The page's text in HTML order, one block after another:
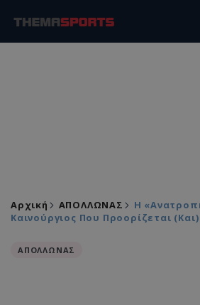
Αρχική ΑΠΟΛΛΩΝΑΣ
Η
Καινούργιος Που Προορίζεται
ΑΠΟΛΛΩΝΑΣ